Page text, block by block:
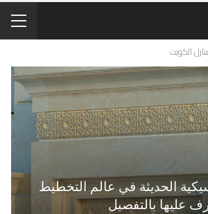
الكويت
الحديثة في عالم التخطيط